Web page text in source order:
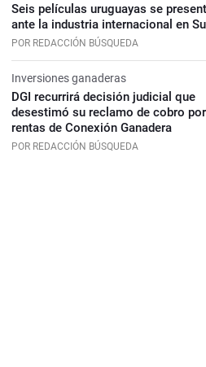
Seis películas uruguayas se
ante la industria internacional en
POR REDACCIÓN BÚSQUEDA
Inversiones ganaderas
DGI recurrirá decisión judicial que
desestimó su reclamo de cobro por
rentas de Conexión Ganadera
POR REDACCIÓN BÚSQUEDA